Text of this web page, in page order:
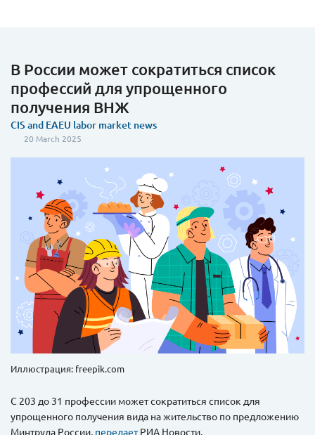
В России может сократиться список
профессий для упрощенного
получения ВНЖ
CIS and EAEU labor market news
20 March 2025
Иллюстрация: freepik.com
С 203 до 31 профессии может сократиться список для
упрощенного получения вида на жительство по предложению
Минтруда России, передаетРИА Новости.